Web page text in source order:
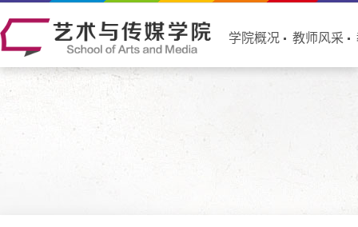
学院概况 教师风采